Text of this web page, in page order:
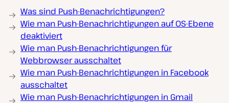
Was sind Push-Benachrichtigungen?
Wie man Push-Benachrichtigungen auf OS-Ebene
deaktiviert
Wie man Push-Benachrichtigungen für
Webbrowser ausschaltet
Wie man Push-Benachrichtigungen in Facebook
ausschaltet
Wie man Push-Benachrichtigungen in Gmail